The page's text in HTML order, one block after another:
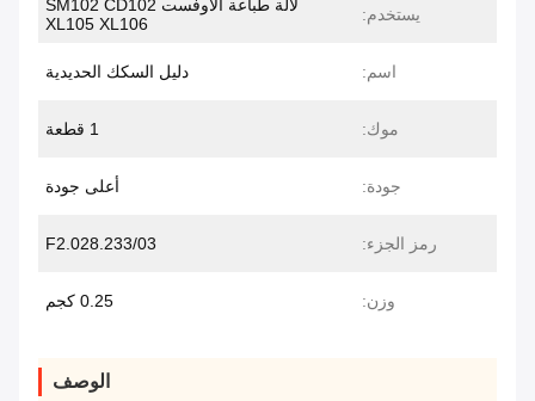
يستخدم:
لآلة طباعة الأوفست SM102 CD102
XL105 XL106
اسم: دليل السكك الحديدية
موك: 1 قطعة
جودة: أعلى جودة
رمز الجزء: F2.028.233/03
وزن: 0.25 كجم
الوصف